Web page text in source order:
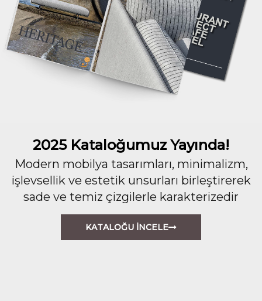
2025 Kataloğumuz Yayında!
Modern mobilya tasarımları, minimalizm,
işlevsellik ve estetik unsurları birleştirerek
sade ve temiz çizgilerle karakterizedir
KATALOĞU İNCELE